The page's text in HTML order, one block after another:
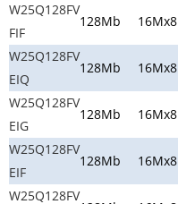
W25Q128FV
FIF
128Mb 16Mx8
W25Q128FV
EIQ
128Mb 16Mx8
W25Q128FV
EIG
128Mb 16Mx8
W25Q128FV
EIF
128Mb 16Mx8
W25Q128FV